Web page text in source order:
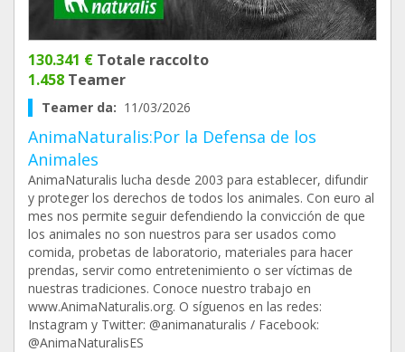
130.341 € Totale raccolto
1.458 Teamer
Teamer da: 11/03/2026
AnimaNaturalis:Por la Defensa de los
Animales
AnimaNaturalis lucha desde 2003 para establecer, difundir
y proteger los derechos de todos los animales. Con euro al
mes nos permite seguir defendiendo la convicción de que
los animales no son nuestros para ser usados como
comida, probetas de laboratorio, materiales para hacer
prendas, servir como entretenimiento o ser víctimas de
nuestras tradiciones. Conoce nuestro trabajo en
www.AnimaNaturalis.org. O síguenos en las redes:
Instagram y Twitter: @animanaturalis / Facebook:
@AnimaNaturalisES